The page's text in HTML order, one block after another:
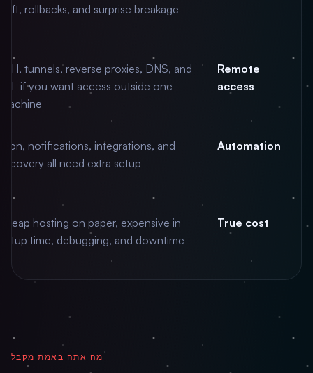
drift, rollbacks, and surprise breakage.
Remote
access
tunnels, reverse proxies, DNS, and
if you want access outside one
machine.
Automation
notifications, integrations, and
recovery all need extra setup.
True cost
hosting on paper, expensive in
setup time, debugging, and downtime.
מה אתה באמת מקבל